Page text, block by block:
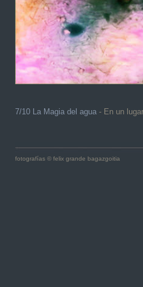
7/10 La Magia del agua - En un
fotografías © felix grande bagazgoitia